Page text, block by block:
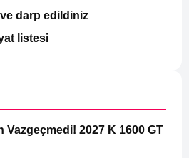
ve darp edildiniz
listesi
Vazgeçmedi! 2027 K 1600 GT